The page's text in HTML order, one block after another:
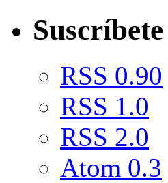
Suscríbete
RSS 0.90
RSS 1.0
RSS 2.0
Atom 0.3